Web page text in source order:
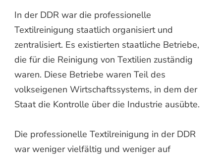
In der DDR war die professionelle
Textilreinigung staatlich organisiert und
zentralisiert. Es existierten staatliche Betriebe,
die für die Reinigung von Textilien zuständig
waren. Diese Betriebe waren Teil des
volkseigenen Wirtschaftssystems, in dem der
Staat die Kontrolle über die Industrie ausübte.
Die professionelle Textilreinigung in der DDR
war weniger vielfältig und weniger auf